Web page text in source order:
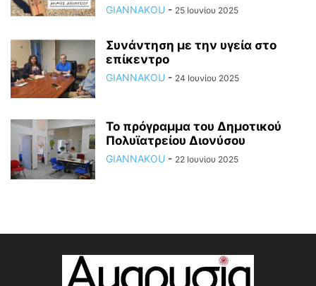
GIANNAKOU - 25 Ιουνίου 2025
Συνάντηση με την υγεία στο
επίκεντρο
GIANNAKOU - 24 Ιουνίου 2025
To πρόγραμμα του Δημοτικού
Πολυϊατρείου Διονύσου
GIANNAKOU - 22 Ιουνίου 2025